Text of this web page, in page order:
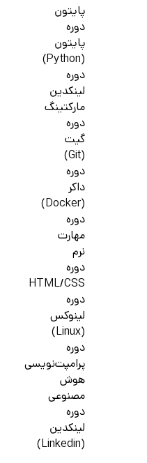
پایتون
دوره
پایتون
(Python)
دوره
لینکدین
مارکتینگ
دوره
گیت
(Git)
دوره
داکر
(Docker)
دوره
مهارت
نرم
دوره
HTML/CSS
دوره
لینوکس
(Linux)
دوره
پرامپت‌نویسی
هوش
مصنوعی
دوره
لینکدین
(Linkedin)